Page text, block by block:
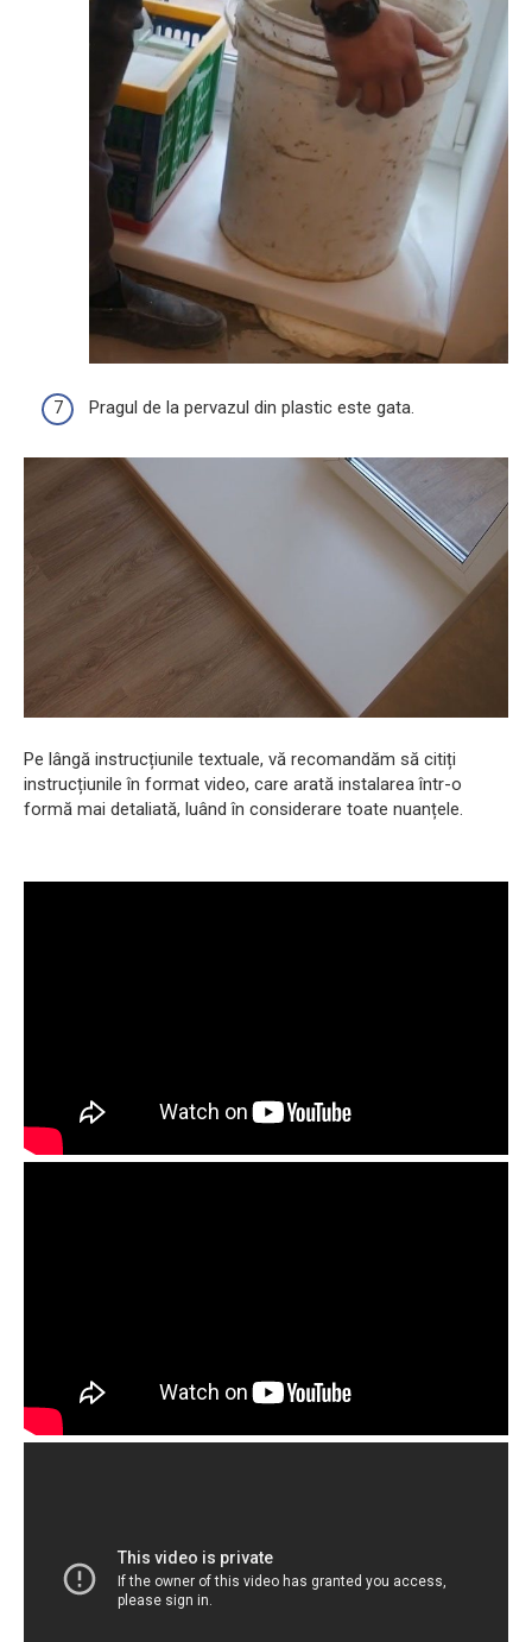
Pragul de la pervazul din plastic este gata.
Pe lângă instrucțiunile textuale, vă recomandăm să citiți
instrucțiunile în format video, care arată instalarea într-o
formă mai detaliată, luând în considerare toate nuanțele.